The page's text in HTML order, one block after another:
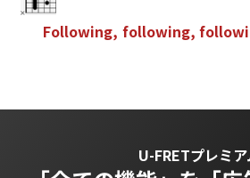
Following, following, followi
U-FRETプレミア